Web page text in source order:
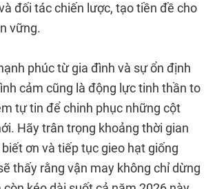
đối tác chiến lược, tạo tiền đề cho
vững.
phúc từ gia đình và sự ổn định
cảm cũng là động lực tinh thần to
tự tin để chinh phục những cột
Hãy trân trọng khoảng thời gian
ơn và tiếp tục gieo hạt giống
thấy rằng vận may không chỉ dừng